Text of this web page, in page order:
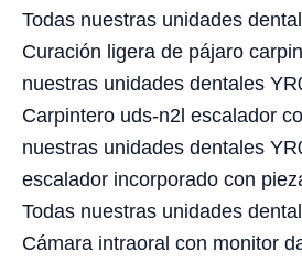
Todas nuestras unidades
Curación ligera de pájaro
nuestras unidades dentales
Carpintero uds-n2l escalador
nuestras unidades dentales
escalador incorporado con
Todas nuestras unidades
Cámara intraoral con monitor